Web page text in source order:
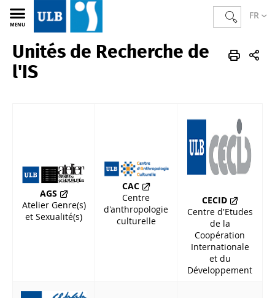
FR
MENU
IS FR Unités de recherche
Unités de Recherche de
l'IS
AGS
Atelier Genre(s)
et Sexualité(s)
CAC
Centre
d'anthropologie
culturelle
CECID
Centre d'Etudes
de la
Coopération
Internationale
et du
Développement